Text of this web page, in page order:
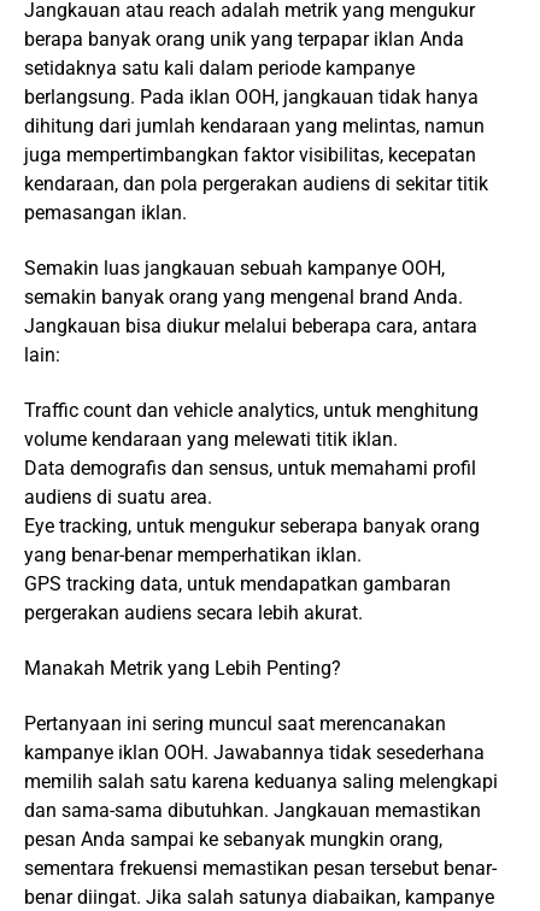
Jangkauan atau reach adalah metrik yang mengukur
berapa banyak orang unik yang terpapar iklan Anda
setidaknya satu kali dalam periode kampanye
berlangsung. Pada iklan OOH, jangkauan tidak hanya
dihitung dari jumlah kendaraan yang melintas, namun
juga mempertimbangkan faktor visibilitas, kecepatan
kendaraan, dan pola pergerakan audiens di sekitar titik
pemasangan iklan.
Semakin luas jangkauan sebuah kampanye OOH,
semakin banyak orang yang mengenal brand Anda.
Jangkauan bisa diukur melalui beberapa cara, antara
lain:
Traffic count dan vehicle analytics, untuk menghitung
volume kendaraan yang melewati titik iklan.
Data demografis dan sensus, untuk memahami profil
audiens di suatu area.
Eye tracking, untuk mengukur seberapa banyak orang
yang benar-benar memperhatikan iklan.
GPS tracking data, untuk mendapatkan gambaran
pergerakan audiens secara lebih akurat.
Manakah Metrik yang Lebih Penting?
Pertanyaan ini sering muncul saat merencanakan
kampanye iklan OOH. Jawabannya tidak sesederhana
memilih salah satu karena keduanya saling melengkapi
dan sama-sama dibutuhkan. Jangkauan memastikan
pesan Anda sampai ke sebanyak mungkin orang,
sementara frekuensi memastikan pesan tersebut benar-
benar diingat. Jika salah satunya diabaikan, kampanye